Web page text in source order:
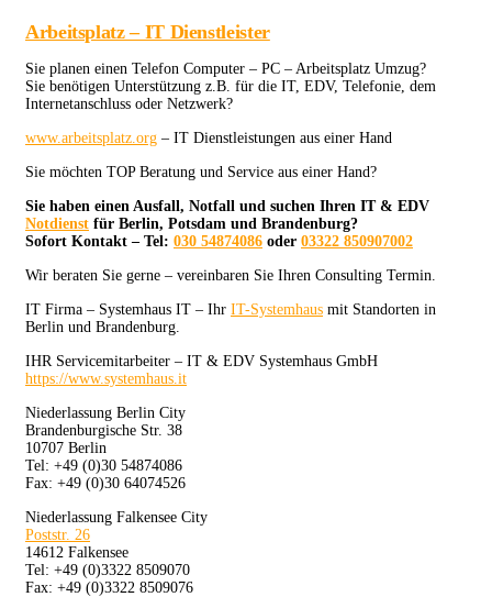
Arbeitsplatz – IT Dienstleister
Sie planen einen Telefon Computer – PC – Arbeitsplatz Umzug?
Sie benötigen Unterstützung z.B. für die IT, EDV, Telefonie, dem
Internetanschluss oder Netzwerk?
www.arbeitsplatz.org – IT Dienstleistungen aus einer Hand
Sie möchten TOP Beratung und Service aus einer Hand?
Sie haben einen Ausfall, Notfall und suchen Ihren IT & EDV
Notdienst für Berlin, Potsdam und Brandenburg?
Sofort Kontakt – Tel: 030 54874086 oder 03322 850907002
Wir beraten Sie gerne – vereinbaren Sie Ihren Consulting Termin.
IT Firma – Systemhaus IT – Ihr IT-Systemhaus mit Standorten in
Berlin und Brandenburg.
IHR Servicemitarbeiter – IT & EDV Systemhaus GmbH
https://www.systemhaus.it
Niederlassung Berlin City
Brandenburgische Str. 38
10707 Berlin
Tel: +49 (0)30 54874086
Fax: +49 (0)30 64074526
Niederlassung Falkensee City
Poststr. 26
14612 Falkensee
Tel: +49 (0)3322 8509070
Fax: +49 (0)3322 8509076